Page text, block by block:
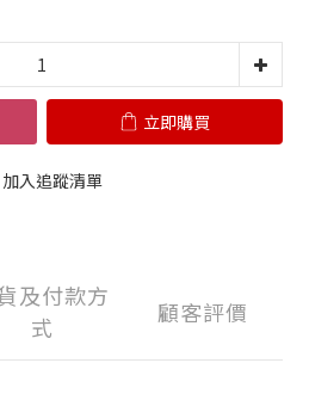
立即購買
加入追蹤清單
及付款方
式
顧客評價